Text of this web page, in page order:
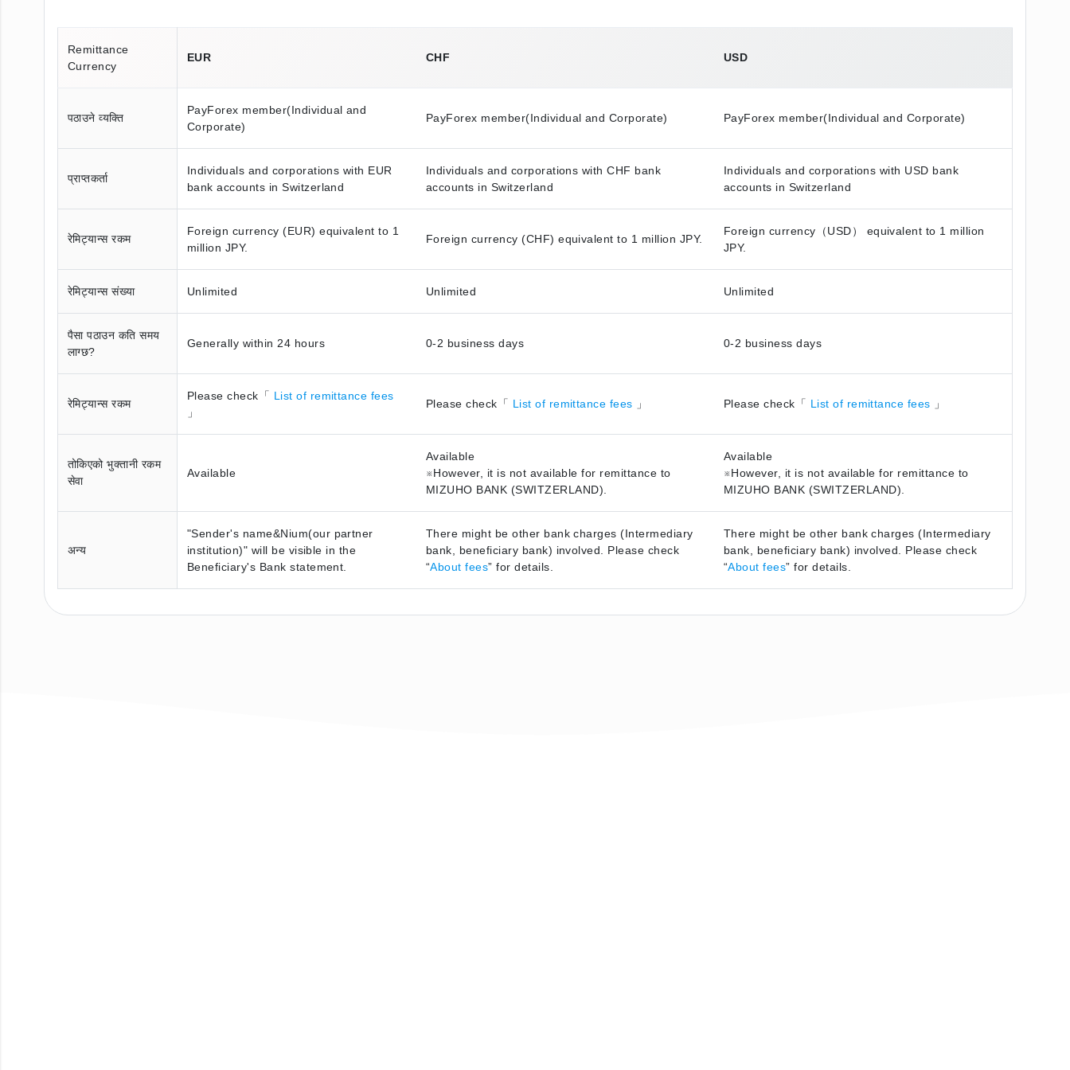
Remittance
Currency
EUR CHF USD
पठाउने व्यक्ति
PayForex member(Individual and
Corporate)
PayForex member(Individual and Corporate) PayForex member(Individual and Corporate)
प्राप्तकर्ता
Individuals and corporations with EUR
bank accounts in Switzerland
Individuals and corporations with CHF bank
accounts in Switzerland
Individuals and corporations with USD bank
accounts in Switzerland
रेमिट्यान्स रकम
Foreign currency (EUR) equivalent to 1
million JPY.
Foreign currency (CHF) equivalent to 1 million JPY.
Foreign currency（USD） equivalent to 1 million
JPY.
रेमिट्यान्स संख्या Unlimited Unlimited Unlimited
पैसा पठाउन कति समय
लाग्छ?
Generally within 24 hours 0-2 business days 0-2 business days
रेमिट्यान्स रकम
Please check「 List of remittance fees
」
Please check「 List of remittance fees 」 Please check「 List of remittance fees 」
तोकिएको भुक्तानी रकम
सेवा
Available
Available
※However, it is not available for remittance to
MIZUHO BANK (SWITZERLAND).
Available
※However, it is not available for remittance to
MIZUHO BANK (SWITZERLAND).
अन्य
"Sender's name&Nium(our partner
institution)" will be visible in the
Beneficiary's Bank statement.
There might be other bank charges (Intermediary
bank, beneficiary bank) involved. Please check
“About fees” for details.
There might be other bank charges (Intermediary
bank, beneficiary bank) involved. Please check
“About fees” for details.